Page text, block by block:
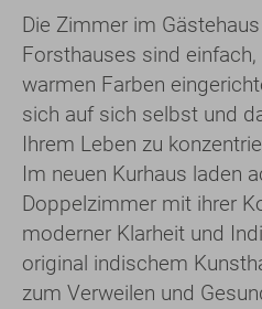
Die Zimmer im
Forsthauses sind
warmen Farben
sich auf sich selbst und
Ihrem Leben zu
Im neuen Kurhaus laden
Doppelzimmer mit ihrer
moderner Klarheit und
original indischem
zum Verweilen und